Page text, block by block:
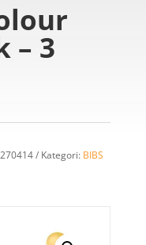
– 3
Kategori: BIBS